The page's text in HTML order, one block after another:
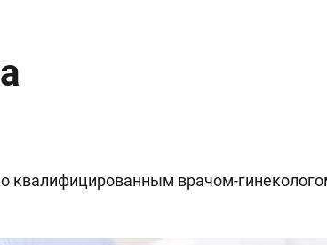
квалифицированным врачом-